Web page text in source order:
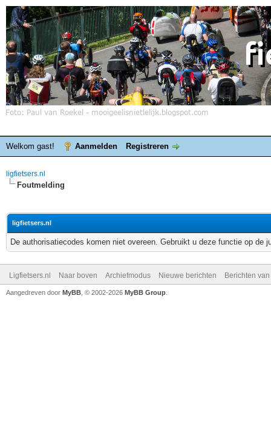
Welkom gast! Aanmelden Registreren
ligfietsers.nl
Foutmelding
ligfietsers.nl
De authorisatiecodes komen niet overeen. Gebruikt u deze functie op de
Ligfietsers.nl Naar boven Archiefmodus Nieuwe berichten Berichten
Aangedreven door MyBB , © 2002-2026 MyBB Group